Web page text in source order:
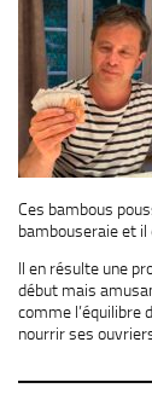
Ces bambous
bambouseraie et il
Il en résulte une
début mais
comme l’équilibre
nourrir ses